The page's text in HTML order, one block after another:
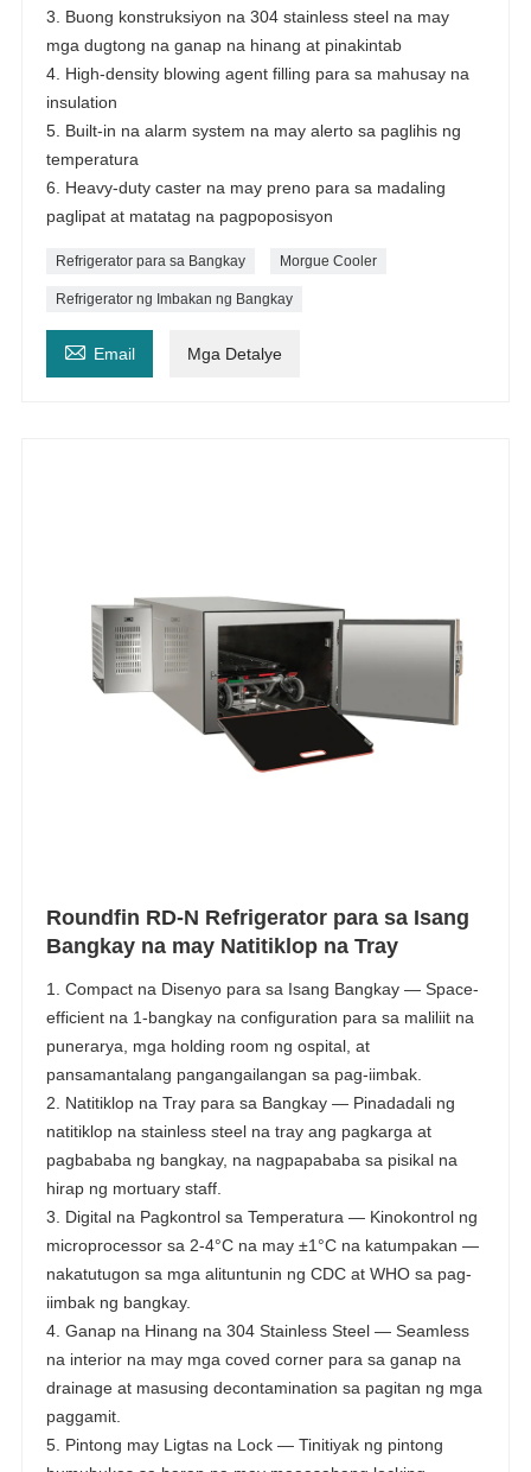
3. Buong konstruksiyon na 304 stainless steel na may
mga dugtong na ganap na hinang at pinakintab
4. High-density blowing agent filling para sa mahusay na
insulation
5. Built-in na alarm system na may alerto sa paglihis ng
temperatura
6. Heavy-duty caster na may preno para sa madaling
paglipat at matatag na pagpoposisyon
Refrigerator para sa Bangkay Morgue Cooler
Refrigerator ng Imbakan ng Bangkay
 Email Mga Detalye
Roundfin RD-N Refrigerator para sa Isang
Bangkay na may Natitiklop na Tray
1. Compact na Disenyo para sa Isang Bangkay — Space-
efficient na 1-bangkay na configuration para sa maliliit na
punerarya, mga holding room ng ospital, at
pansamantalang pangangailangan sa pag-iimbak.
2. Natitiklop na Tray para sa Bangkay — Pinadadali ng
natitiklop na stainless steel na tray ang pagkarga at
pagbababa ng bangkay, na nagpapababa sa pisikal na
hirap ng mortuary staff.
3. Digital na Pagkontrol sa Temperatura — Kinokontrol ng
microprocessor sa 2-4°C na may ±1°C na katumpakan —
nakatutugon sa mga alituntunin ng CDC at WHO sa pag-
iimbak ng bangkay.
4. Ganap na Hinang na 304 Stainless Steel — Seamless
na interior na may mga coved corner para sa ganap na
drainage at masusing decontamination sa pagitan ng mga
paggamit.
5. Pintong may Ligtas na Lock — Tinitiyak ng pintong